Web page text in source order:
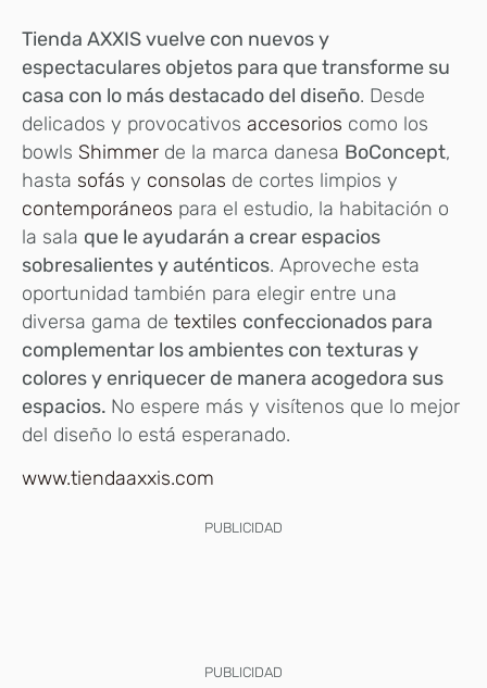
Tienda AXXIS vuelve con nuevos y
espectaculares objetos para que transforme su
casa con lo más destacado del diseño. Desde
delicados y provocativos accesorios como los
bowls Shimmer de la marca danesa BoConcept,
hasta sofás y consolas de cortes limpios y
contemporáneos para el estudio, la habitación o
la sala que le ayudarán a crear espacios
sobresalientes y auténticos. Aproveche esta
oportunidad también para elegir entre una
diversa gama de textiles confeccionados para
complementar los ambientes con texturas y
colores y enriquecer de manera acogedora sus
espacios. No espere más y visítenos que lo mejor
del diseño lo está esperanado.
www.tiendaaxxis.com
PUBLICIDAD
PUBLICIDAD